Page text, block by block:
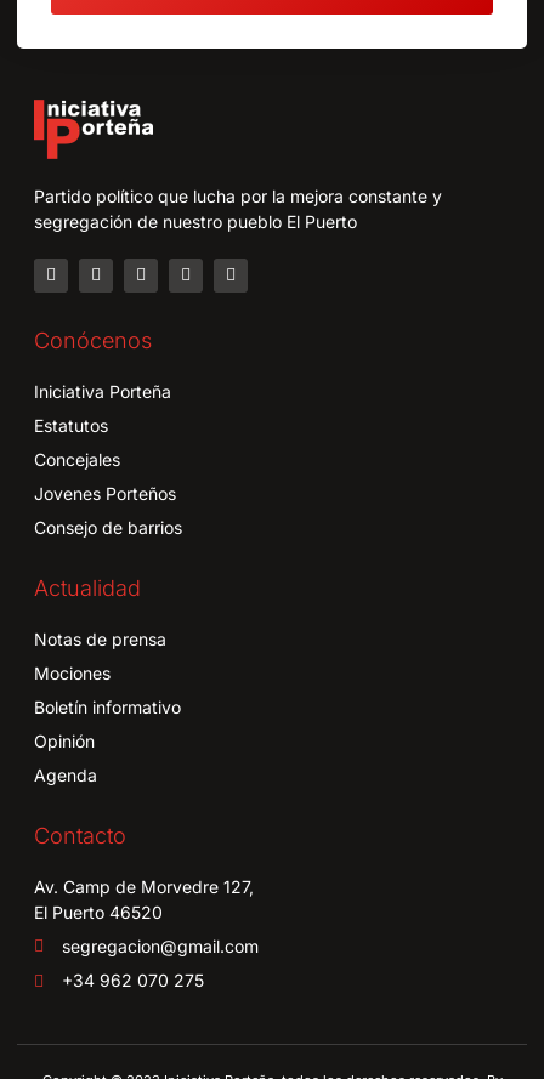
Partido político que lucha por la mejora constante y
segregación de nuestro pueblo El Puerto
Conócenos
Iniciativa Porteña
Estatutos
Concejales
Jovenes Porteños
Consejo de barrios
Actualidad
Notas de prensa
Mociones
Boletín informativo
Opinión
Agenda
Contacto
Av. Camp de Morvedre 127,
El Puerto 46520
segregacion@gmail.com
+34 962 070 275